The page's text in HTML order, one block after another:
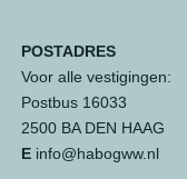
POSTADRES
Voor alle vestigingen:
Postbus 16033
2500 BA DEN HAAG
Einfo@habogww.nl